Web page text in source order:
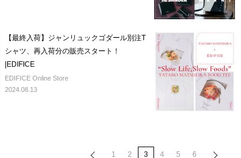
【最終入荷】ジャンリュックゴダール別注T
シャツ、再入荷分の販売スタート！
|EDIFICE
EDIFICE Online Store
2024.08.13
1 2 3 4 5 6